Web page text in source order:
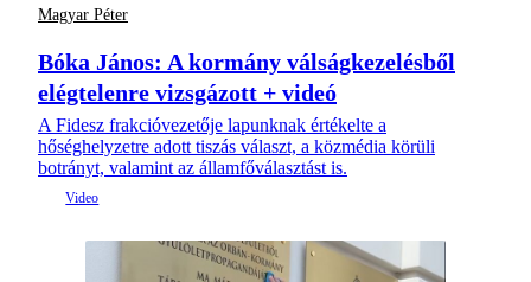
Magyar Péter
Bóka János: A kormány válságkezelésből
elégtelenre vizsgázott + videó
A Fidesz frakcióvezetője lapunknak értékelte a
hőséghelyzetre adott tiszás választ, a közmédia körüli
botrányt, valamint az államfőválasztást is.